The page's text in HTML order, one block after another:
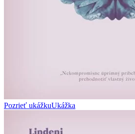
Pozrieť ukážkuUkážka